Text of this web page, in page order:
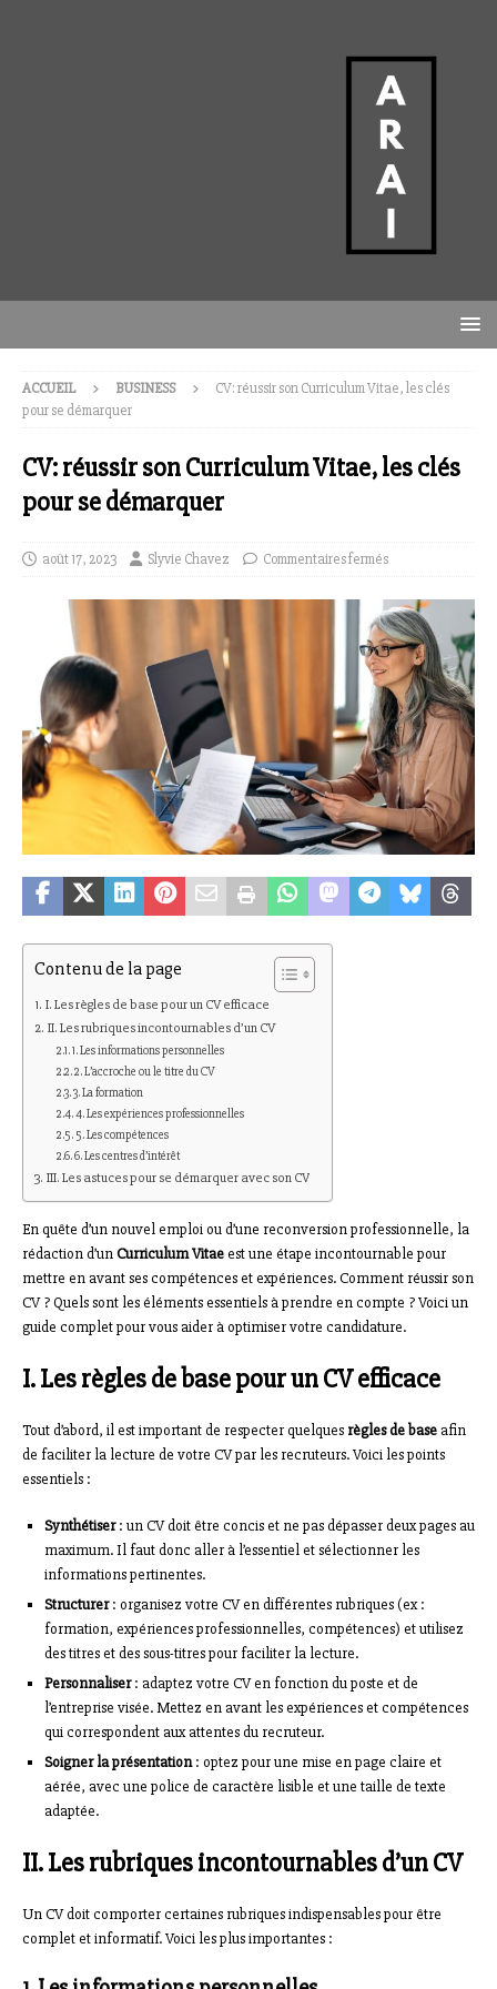
ACCUEIL BUSINESS
CV: réussir son Curriculum Vitae, les clés
pour se démarquer
CV: réussir son Curriculum Vitae, les clés
pour se démarquer
août 17, 2023 Slyvie Chavez Commentaires fermés
Contenu de la page
I. Les règles de base pour un CV efficace
II. Les rubriques incontournables d’un CV
1. Les informations personnelles
2. L’accroche ou le titre du CV
3. La formation
4. Les expériences professionnelles
5. Les compétences
6. Les centres d’intérêt
III. Les astuces pour se démarquer avec son CV
En quête d’un nouvel emploi ou d’une reconversion professionnelle, la
rédaction d’unCurriculum Vitaeest une étape incontournable pour
mettre en avant ses compétences et expériences. Comment réussir son
CV ? Quels sont les éléments essentiels à prendre en compte ? Voici un
guide complet pour vous aider à optimiser votre candidature.
I. Les règles de base pour un CV efficace
Tout d’abord, il est important de respecter quelques règles de baseafin
de faciliter la lecture de votre CV par les recruteurs. Voici les points
essentiels :
Synthétiser: un CV doit être concis et ne pas dépasser deux pages au
maximum. Il faut donc aller à l’essentiel et sélectionner les
informations pertinentes.
Structurer: organisez votre CV en différentes rubriques (ex :
formation, expériences professionnelles, compétences) et utilisez
des titres et des sous-titres pour faciliter la lecture.
Personnaliser: adaptez votre CV en fonction du poste et de
l’entreprise visée. Mettez en avant les expériences et compétences
qui correspondent aux attentes du recruteur.
Soigner la présentation: optez pour une mise en page claire et
aérée, avec une police de caractère lisible et une taille de texte
adaptée.
II. Les rubriques incontournables d’un CV
Un CV doit comporter certaines rubriques indispensables pour être
complet et informatif. Voici les plus importantes :